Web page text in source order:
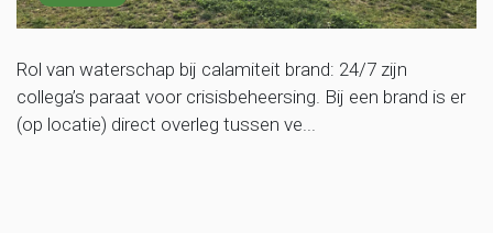
Rol van waterschap bij calamiteit brand: 24/7 zijn
collega’s paraat voor crisisbeheersing. Bij een brand is er
(op locatie) direct overleg tussen ve...